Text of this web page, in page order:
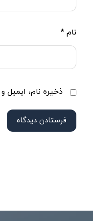
نام *
ذخیره نام، ایمیل
فرستادن دیدگاه